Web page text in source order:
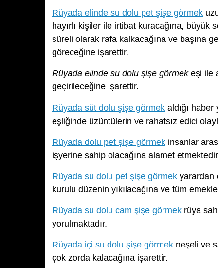
Rüyada elinde su dolu pet şişe görmek
hayırlı kişiler ile irtibat kuracağına, büyük
süreli olarak rafa kalkacağına ve başına
göreceğine işarettir.
Rüyada elinde su dolu şişe görmekeşi ile
geçirileceğine işarettir.
Rüyada süt dolu şişe görmek aldığı
eşliğinde üzüntülerin ve rahatsız edici
Rüyada dolu pet şişe görmek insanlar
işyerine sahip olacağına alamet
Rüyada su dolu pet şişe görmek yarardan
kurulu düzenin yıkılacağına ve tüm
Rüyada su dolu cam şişe görmek rüya
yorulmaktadır.
Rüyada içi su dolu şişe görmek neşeli ve
çok zorda kalacağına işarettir.